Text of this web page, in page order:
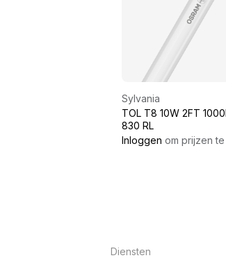
Sylvania
TOL T8 10W 2FT
830 RL
Inloggen om prijzen te
Diensten